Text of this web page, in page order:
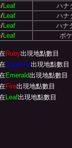
/Leaf
ハナ
/Leaf
ハナ
/Leaf
ハナ
/Leaf ポ
Ruby出現地點數目
Sapphire出現地點數目
Emerald出現地點數目
Fire出現地點數目
Leaf出現地點數目